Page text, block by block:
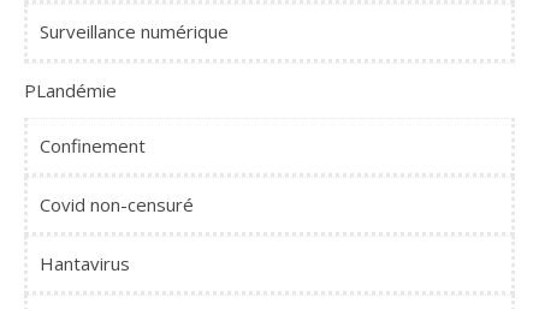
Surveillance numérique
PLandémie
Confinement
Covid non-censuré
Hantavirus